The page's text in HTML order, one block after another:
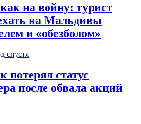
на войну: турист
на Мальдивы
и «обезболом»
спустя
потерял статус
после обвала акций